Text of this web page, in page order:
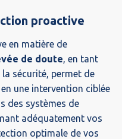
proactive
en matière de
de doute , en tant
sécurité, permet de
en une intervention ciblée
des systèmes de
adéquatement vos
optimale de vos